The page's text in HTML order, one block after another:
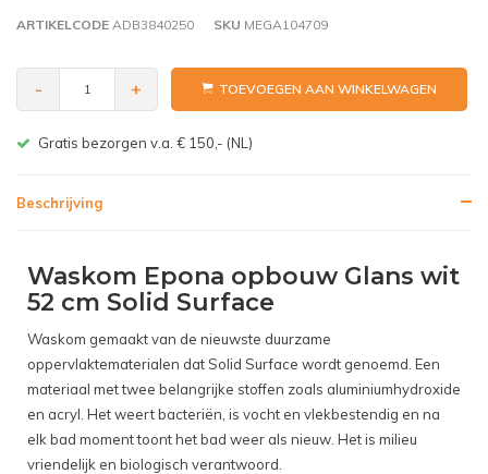
ARTIKELCODE ADB3840250 SKU MEGA104709
- + TOEVOEGEN AAN WINKELWAGEN
Gratis bezorgen v.a. € 150,- (NL)
Beschrijving
Waskom Epona opbouw Glans wit
52 cm Solid Surface
Waskom gemaakt van de nieuwste duurzame
oppervlaktematerialen dat Solid Surface wordt genoemd. Een
materiaal met twee belangrijke stoffen zoals aluminiumhydroxide
en acryl. Het weert bacteriën, is vocht en vlekbestendig en na
elk bad moment toont het bad weer als nieuw. Het is milieu
vriendelijk en biologisch verantwoord.